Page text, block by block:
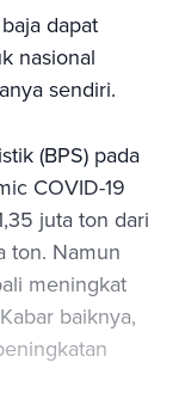
dapat
nasional
sendiri.
(BPS) pada
COVID-19
juta ton dari
ton. Namun
meningkat
baiknya,